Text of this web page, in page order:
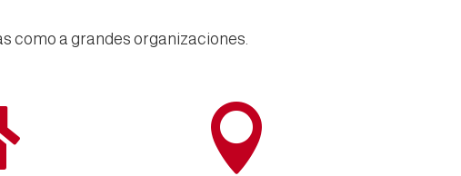
como a grandes organizaciones.
